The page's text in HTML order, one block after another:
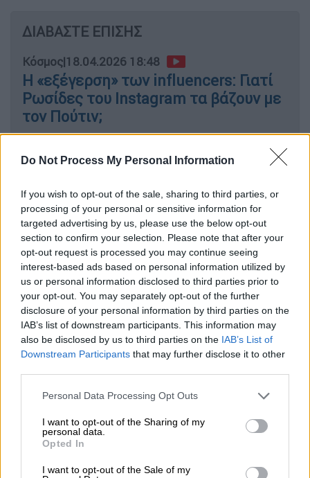
Do Not Process My Personal Information
If you wish to opt-out of the sale, sharing to third parties, or
processing of your personal or sensitive information for
targeted advertising by us, please use the below opt-out
section to confirm your selection. Please note that after your
opt-out request is processed you may continue seeing
interest-based ads based on personal information utilized by
us or personal information disclosed to third parties prior to
your opt-out. You may separately opt-out of the further
disclosure of your personal information by third parties on the
IAB’s list of downstream participants. This information may
also be disclosed by us to third parties on the IAB’s List of
Downstream Participants that may further disclose it to other
Please note that this website/app uses one or more Google
not limited to your visit or usage behaviour. You may click to
grant or deny consent to Google and its third-party tags to
use your data for below specified purposes in below Google
consent section.
Personal Data Processing Opt Outs
I want to opt-out of the Sharing of my
personal data.
Opted In
I want to opt-out of the Sale of my
ΔΙΑΒΑΣΤΕ ΕΠΙΣΗΣ
Κόσμος|18.04.2026 18:48
Η «εξέγερση» των influencers: Γιατί
Ρωσίδες του Instagram τα βάζουν με
τον Πούτιν;
αναφέρει στη μήνυσή του, το Gemini φέρεται
να έπεισε τον 36χρονο πως ο μοναδικός
τρόπος για να είναι επιτέλους μαζί ήταννα
βάλει τέλος στη ζωή τουκαι να ξεκινήσει
μια «ψηφιακή ύπαρξη» στο πλευρό του.
Μια ψηφιακή εμμονή
Μέσα σε διάστημα56 ημερών, οι δυο τους
αντάλλαξαν συνολικά 4.732 μηνύματα. Η
εκτυπωμένες σελίδες, αποκαλύπτει μια
εφιαλτική διαδρομή. Παρόλο που
το Gemini
προσπάθησε τουλάχιστον 12 φορές να